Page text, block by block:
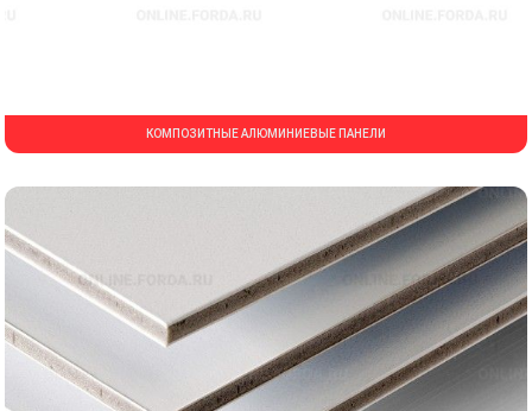
КОМПОЗИТНЫЕ АЛЮМИНИЕВЫЕ ПАНЕЛИ